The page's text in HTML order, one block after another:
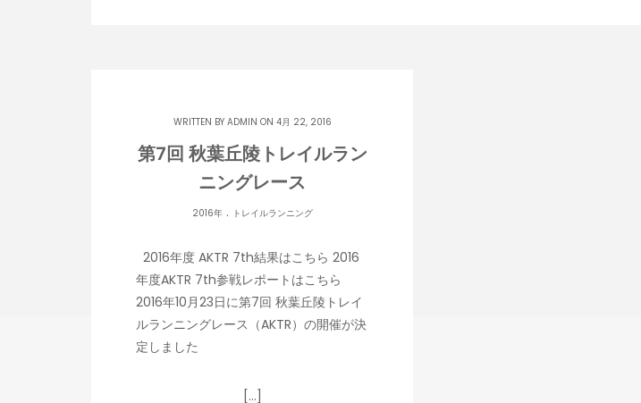
WRITTEN BY ADMIN ON 4月 22, 2016
第7回 秋葉丘陵トレイルラン
ニングレース
2016年. トレイルランニング
2016年度 AKTR 7th結果はこちら 2016
年度AKTR 7th参戦レポートはこちら
2016年10月23日に第7回 秋葉丘陵トレイ
ルランニングレース（AKTR）の開催が決
定しました
[…]